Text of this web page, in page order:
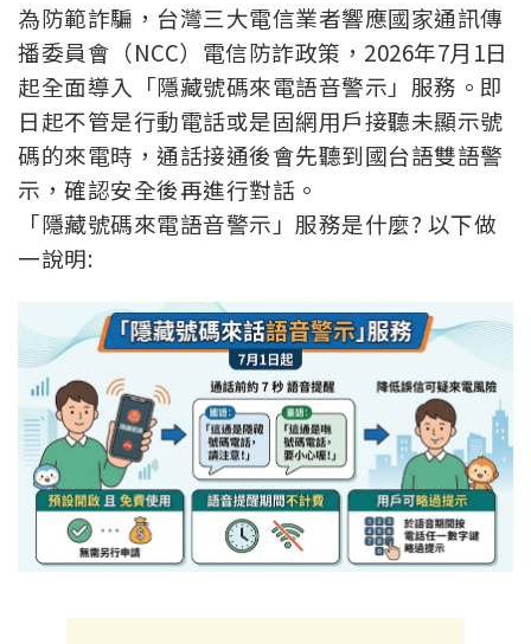
為防範詐騙，台灣三大電信業者響應國家通訊傳
播委員會（NCC）電信防詐政策，2026年7月1日
起全面導入「隱藏號碼來電語音警示」服務。即
日起不管是行動電話或是固網用戶接聽未顯示號
碼的來電時，通話接通後會先聽到國台語雙語警
示，確認安全後再進行對話。
「隱藏號碼來電語音警示」服務是什麼? 以下做
一說明: